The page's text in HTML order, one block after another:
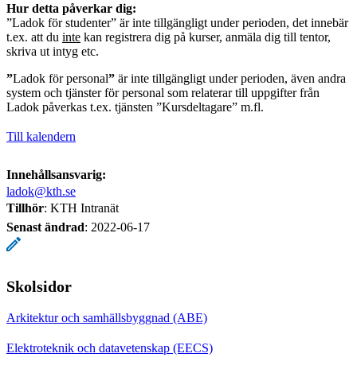
Hur detta påverkar dig:
”Ladok för studenter” är inte tillgängligt under perioden, det innebär
t.ex. att du inte kan registrera dig på kurser, anmäla dig till tentor,
skriva ut intyg etc.
”Ladok för personal” är inte tillgängligt under perioden, även andra
system och tjänster för personal som relaterar till uppgifter från
Ladok påverkas t.ex. tjänsten ”Kursdeltagare” m.fl.
Till kalendern
Innehållsansvarig:
ladok@kth.se
Tillhör: KTH Intranät
Senast ändrad: 2022-06-17
Skolsidor
Arkitektur och samhällsbyggnad (ABE)
Elektroteknik och datavetenskap (EECS)